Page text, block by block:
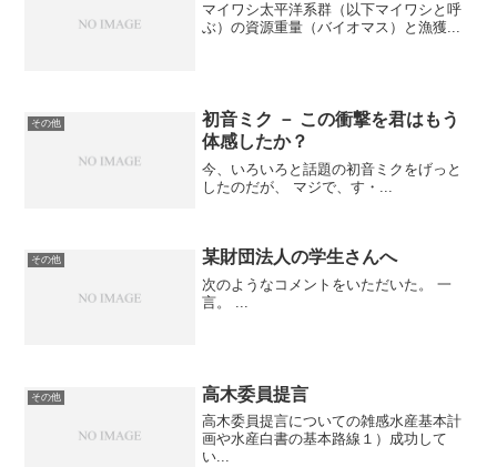
マイワシ太平洋系群（以下マイワシと呼
ぶ）の資源重量（バイオマス）と漁獲...
その他
初音ミク － この衝撃を君はもう
体感したか？
今、いろいろと話題の初音ミクをげっと
したのだが、 マジで、す・...
その他 某財団法人の学生さんへ
次のようなコメントをいただいた。 一
その他 高木委員提言
高木委員提言についての雑感水産基本計
画や水産白書の基本路線１）成功して
い...